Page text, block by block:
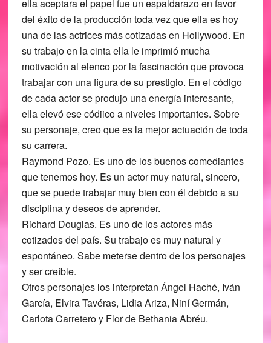
ella aceptara el papel fue un espaldarazo en favor
del éxito de la producción toda vez que ella es hoy
una de las actrices más cotizadas en Hollywood. En
su trabajo en la cinta ella le imprimió mucha
motivación al elenco por la fascinación que provoca
trabajar con una figura de su prestigio. En el código
de cada actor se produjo una energía interesante,
ella elevó ese códiico a niveles importantes. Sobre
su personaje, creo que es la mejor actuación de toda
su carrera.
Raymond Pozo. Es uno de los buenos comediantes
que tenemos hoy. Es un actor muy natural, sincero,
que se puede trabajar muy bien con él debido a su
disciplina y deseos de aprender.
Richard Douglas. Es uno de los actores más
cotizados del país. Su trabajo es muy natural y
espontáneo. Sabe meterse dentro de los personajes
y ser creíble.
Otros personajes los interpretan Ángel Haché, Iván
García, Elvira Tavéras, Lidia Ariza, Niní Germán,
Carlota Carretero y Flor de Bethania Abréu.